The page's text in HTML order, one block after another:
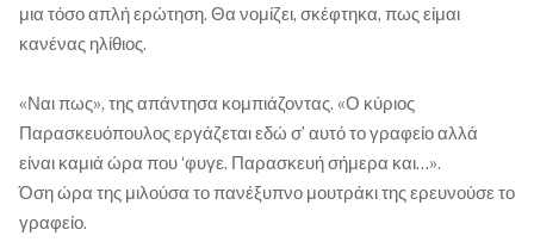
μια τόσο απλή ερώτηση. Θα νομίζει, σκέφτηκα, πως είμαι
κανένας ηλίθιος.
«Ναι πως», της απάντησα κομπιάζοντας. «Ο κύριος
Παρασκευόπουλος εργάζεται εδώ σ’ αυτό το γραφείο αλλά
είναι καμιά ώρα που ‘φυγε. Παρασκευή σήμερα και…».
Όση ώρα της μιλούσα το πανέξυπνο μουτράκι της ερευνούσε το
γραφείο.